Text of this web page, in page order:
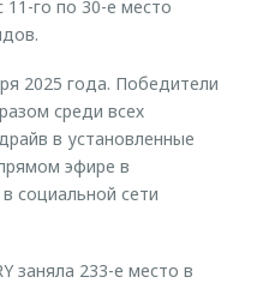
11-го по 30-е место
2025 года. Победители
среди всех
в установленные
эфире в
социальной сети
заняла 233-е место в